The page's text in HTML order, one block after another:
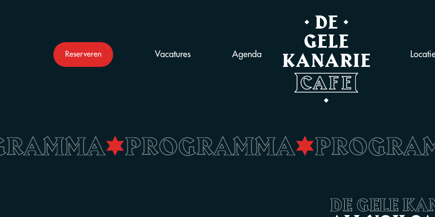
Reserveren Vacatures Agenda
•PROGRAMMA•
DE GELE